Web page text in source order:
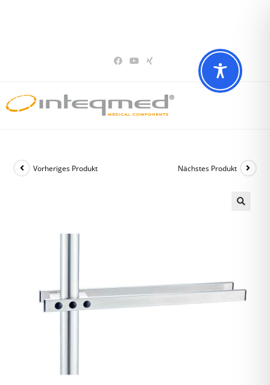
Vorheriges Produkt Nächstes Produkt